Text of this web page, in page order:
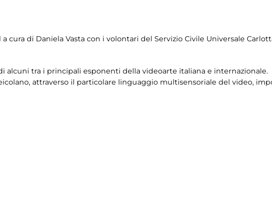
a cura di Daniela Vasta con i volontari del Servizio Civile Universale
alcuni tra i principali esponenti della videoarte italiana e internazionale.
attraverso il particolare linguaggio multisensoriale del video,